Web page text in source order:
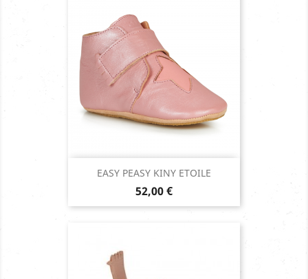
EASY PEASY KINY ETOILE
Prix
52,00 €